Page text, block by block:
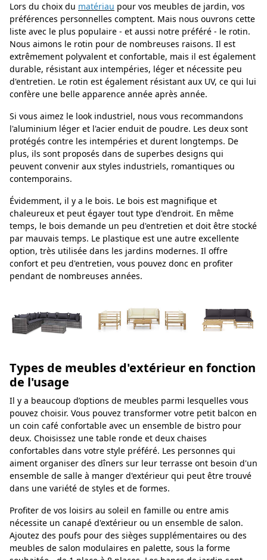
Lors du choix du matériau pour vos meubles de jardin, vos
préférences personnelles comptent. Mais nous ouvrons cette
liste avec le plus populaire - et aussi notre préféré - le rotin.
Nous aimons le rotin pour de nombreuses raisons. Il est
extrêmement polyvalent et confortable, mais il est également
durable, résistant aux intempéries, léger et nécessite peu
d'entretien. Le rotin est également résistant aux UV, ce qui lui
confère une belle apparence année après année.
Si vous aimez le look industriel, nous vous recommandons
l'aluminium léger et l'acier enduit de poudre. Les deux sont
protégés contre les intempéries et durent longtemps. De
plus, ils sont proposés dans de superbes designs qui
peuvent convenir aux styles industriels, romantiques ou
contemporains.
Évidemment, il y a le bois. Le bois est magnifique et
chaleureux et peut égayer tout type d'endroit. En même
temps, le bois demande un peu d'entretien et doit être stocké
par mauvais temps. Le plastique est une autre excellente
option, très utilisée dans les jardins modernes. Il offre
confort et peu d'entretien, vous pouvez donc en profiter
pendant de nombreuses années.
Types de meubles d'extérieur en fonction
de l'usage
Il y a beaucoup d’options de meubles parmi lesquelles vous
pouvez choisir. Vous pouvez transformer votre petit balcon en
un coin café confortable avec un ensemble de bistro pour
deux. Choisissez une table ronde et deux chaises
confortables dans votre style préféré. Les personnes qui
aiment organiser des dîners sur leur terrasse ont besoin d'un
ensemble de salle à manger d'extérieur qui peut être trouvé
dans une variété de styles et de formes.
Profiter de vos loisirs au soleil en famille ou entre amis
nécessite un canapé d'extérieur ou un ensemble de salon.
Ajoutez des poufs pour des sièges supplémentaires ou des
meubles de salon modulaires en palette, sous la forme